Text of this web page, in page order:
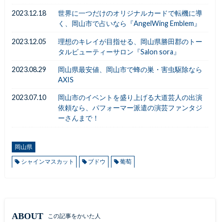
2023.12.18
世界に一つだけのオリジナルカードで転機に導
く、岡山市で占いなら『AngelWing Emblem』
2023.12.05
理想のキレイが目指せる、岡山県勝田郡のトー
タルビューティーサロン『Salon sora』
2023.08.29
岡山県最安値、岡山市で蜂の巣・害虫駆除なら
AXIS
2023.07.10
岡山市のイベントを盛り上げる大道芸人の出演
依頼なら、パフォーマー派遣の演芸ファンタジ
ーさんまで！
岡山県
シャインマスカット
ブドウ 葡萄
ABOUT この記事をかいた人